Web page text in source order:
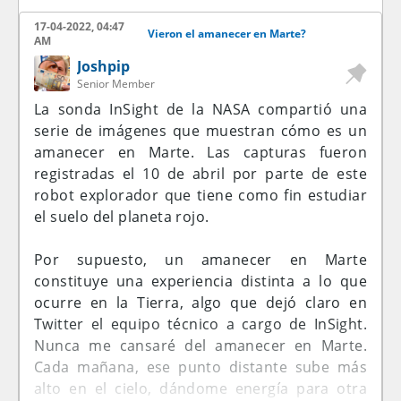
ámbitos, en otros no así. Por ejemplo, en
cuanto a salud cardiaca, cutánea y
neurológica, así como la incidencia del
cáncer, no hubo datos estadísticos
significativos.
Por eso mismo, los especialistas son
conscientes: hasta que no haya más estudios
al respecto, nadie debería cambiar
radicalmente la alimentación de su perro
únicamente por lo que afirma este estudio.
«Si los estudios futuros lo corroboran, puede
ser prudente revisar la recomendación
actualmente predominante de que los perros
adultos deben alimentarse dos veces al día»,
concluye el equipo.
observar el fenómeno, aunque con menor
ventaja.
En la siguiente lista, te mencionamos los
horarios para apreciar el eclipse solar parcial,
según Time and Date un portal especializado
en astronomía y eventos meteorológicos:
Antártida: inicia 4:39 p.m. Fase máxima 4:52
p.m.
5:36 p.m.
Argentina (Buenos Aires): inicia 5:42 p.m. Fase
máxima 6:09 p.m.
Bolivia (La Paz): inicia 5:39 p.m. Fase máxima
6:01 p.m.
Uruguay (Montevideo): inicia 5:43 p.m. Fase
máxima 6:00 p.m.
17-04-2022, 04:47
AM
Vieron el amanecer en Marte?
Joshpip
Senior Member
La sonda InSight de la NASA compartió una
serie de imágenes que muestran cómo es un
amanecer en Marte. Las capturas fueron
registradas el 10 de abril por parte de este
robot explorador que tiene como fin estudiar
el suelo del planeta rojo.
Por supuesto, un amanecer en Marte
constituye una experiencia distinta a lo que
ocurre en la Tierra, algo que dejó claro en
Twitter el equipo técnico a cargo de InSight.
Nunca me cansaré del amanecer en Marte.
Cada mañana, ese punto distante sube más
alto en el cielo, dándome energía para otra